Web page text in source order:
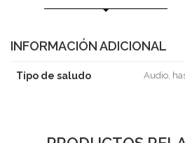
INFORMACIÓN ADICIONAL
Tipo de saludo Audio,